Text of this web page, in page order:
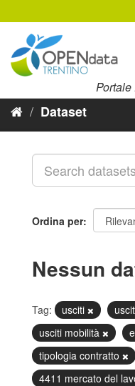
al
contenuto
Portale
Dataset
Ordina per
Nessun
Tag: usciti
usciti mobilità
tipologia contratto
4411 mercato del